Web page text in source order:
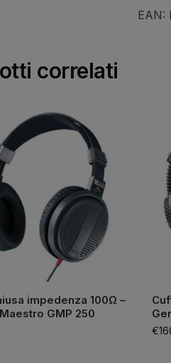
EAN:
correlati
impedenza 100Ω –
GMP 250
€